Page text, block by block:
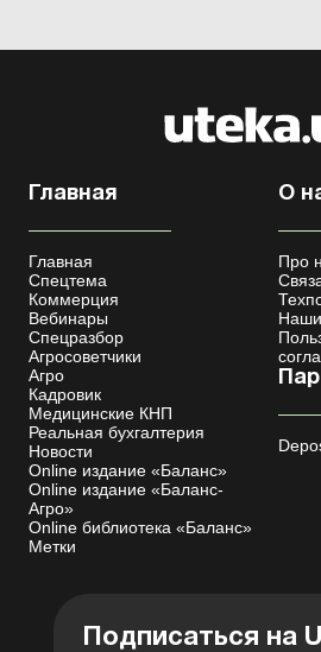
Главная
Главная
Спецтема
Коммерция
Вебинары
Спецразбор
Агросоветчики
Агро
Кадровик
Медицинские КНП
Реальная бухгалтерия
Новости
Online издание «Баланс»
Online издание «Баланс-
Агро»
Online библиотека «Баланс»
Метки
О
Про
Подписаться на